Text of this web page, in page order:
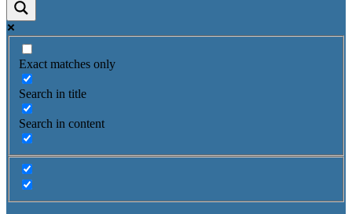
Exact matches only
Search in title
Search in content